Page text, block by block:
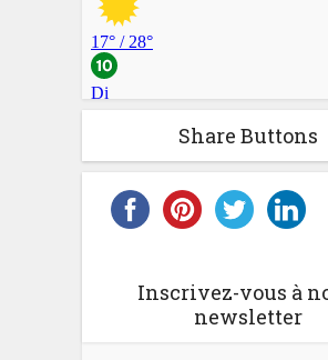
Share Buttons
Inscrivez-vous à
newsletter